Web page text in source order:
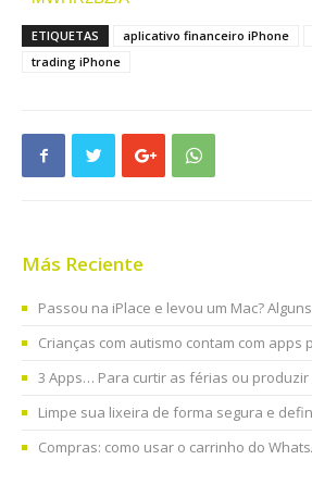
ETIQUETAS aplicativo financeiro iPhone
trading iPhone
Más Reciente
Passou na iPlace e levou um Mac?
Crianças com autismo contam com apps
3 Apps… Para curtir as férias ou
Limpe sua lixeira de forma segura e
Compras: como usar o carrinho do